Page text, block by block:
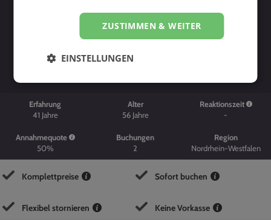
Erfahrung
41 Jahre
Alter
56 Jahre
Reaktionszeit
-
Annahmequote
50%
Buchungen
2
Region
Nordrhein-Westfalen
Komplettpreise Sofort buchen
Flexibel stornieren Keine Vorkasse
ZUSTIMMEN & WEITER
EINSTELLUNGEN